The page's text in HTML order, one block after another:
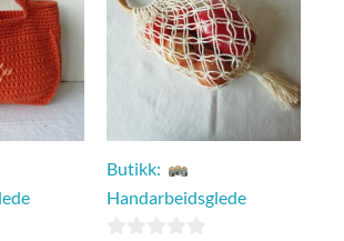
Butikk:
Handarbeidsglede